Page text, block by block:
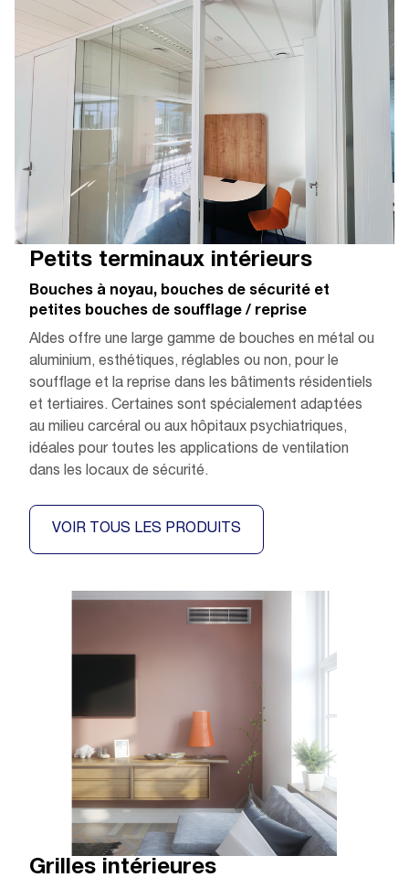
Petits terminaux intérieurs
Bouches à noyau, bouches de sécurité et
petites bouches de soufflage / reprise
Aldes offre une large gamme de bouches en métal ou
aluminium, esthétiques, réglables ou non, pour le
soufflage et la reprise dans les bâtiments résidentiels
et tertiaires. Certaines sont spécialement adaptées
au milieu carcéral ou aux hôpitaux psychiatriques,
idéales pour toutes les applications de ventilation
dans les locaux de sécurité.
VOIR TOUS LES PRODUITS
Grilles intérieures